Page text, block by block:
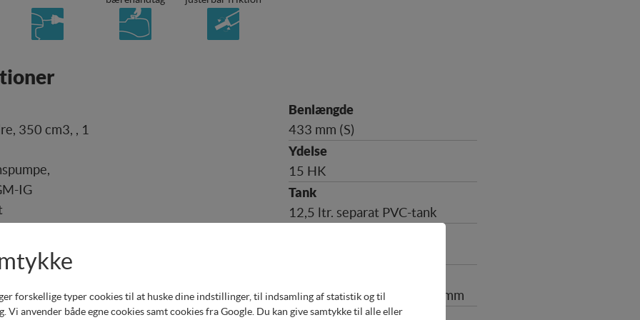
350 cm3, , 1
IG
4500 -
Ydelse 15 hk
, udstødning
433 mm (S)
15 HK
12,5 ltr. separat PVC-tank
650 mm x 350 mm x 1110 mm
forskellige typer cookies til at huske dine indstillinger, til indsamling af statistik og til
Vi anvender både egne cookies samt cookies fra Google. Du kan give samtykke til alle eller